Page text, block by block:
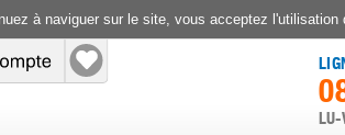
à naviguer sur le site, vous acceptez l'utilisation
LU-